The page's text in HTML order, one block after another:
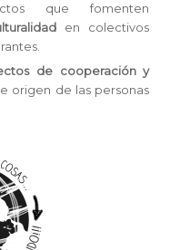
que fomenten
en colectivos
de cooperación y
origen de las personas